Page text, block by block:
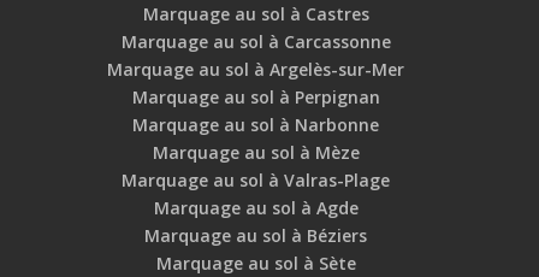
Marquage au sol à Castres
Marquage au sol à Carcassonne
Marquage au sol à Argelès-sur-Mer
Marquage au sol à Perpignan
Marquage au sol à Narbonne
Marquage au sol à Mèze
Marquage au sol à Valras-Plage
Marquage au sol à Agde
Marquage au sol à Béziers
Marquage au sol à Sète